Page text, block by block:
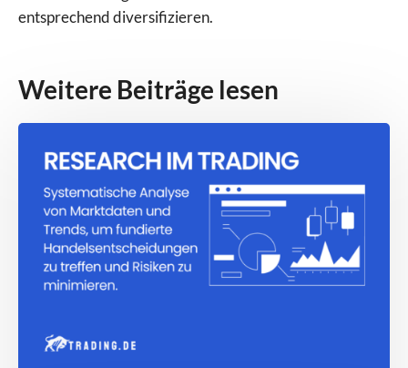
entsprechend diversifizieren.
Weitere Beiträge lesen